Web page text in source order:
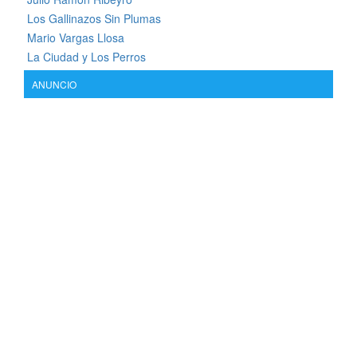
Los Gallinazos Sin Plumas
Mario Vargas Llosa
La Ciudad y Los Perros
ANUNCIO